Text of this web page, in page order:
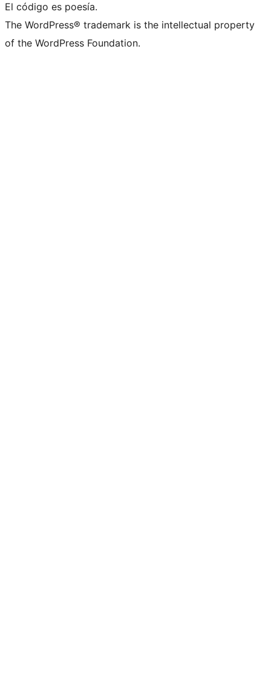
El código es poesía.
The WordPress® trademark is the intellectual property
of the WordPress Foundation.